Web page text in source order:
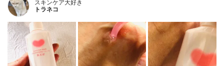
スキンケア大好き
トラネコ